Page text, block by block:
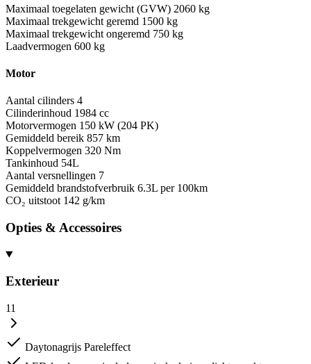
Maximaal toegelaten gewicht (GVW) 2060 kg
Maximaal trekgewicht geremd 1500 kg
Maximaal trekgewicht ongeremd 750 kg
Laadvermogen 600 kg
Motor
Aantal cilinders 4
Cilinderinhoud 1984 cc
Motorvermogen 150 kW (204 PK)
Gemiddeld bereik 857 km
Koppelvermogen 320 Nm
Tankinhoud 54L
Aantal versnellingen 7
Gemiddeld brandstofverbruik 6.3L per 100km
CO₂ uitstoot 142 g/km
Opties & Accessoires
Exterieur
11
Daytonagrijs Pareleffect